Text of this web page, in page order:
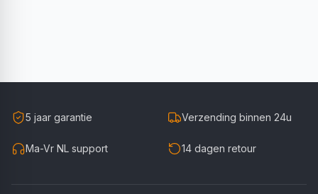
5 jaar garantie Verzending binnen 24u
Ma-Vr NL support 14 dagen retour